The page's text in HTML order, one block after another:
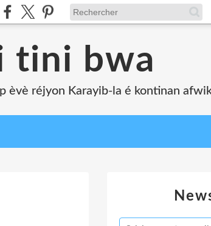
tini bwa
èvè réjyon Karayib-la é kontinan